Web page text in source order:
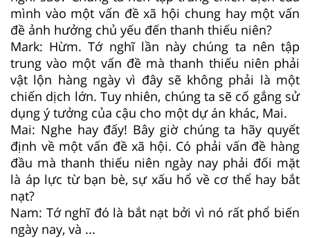
mình vào một vấn đề xã hội chung hay một vấn
đề ảnh hưởng chủ yếu đến thanh thiếu niên?
Mark: Hừm. Tớ nghĩ lần này chúng ta nên tập
trung vào một vấn đề mà thanh thiếu niên phải
vật lộn hàng ngày vì đây sẽ không phải là một
chiến dịch lớn. Tuy nhiên, chúng ta sẽ cố gắng sử
dụng ý tưởng của cậu cho một dự án khác, Mai.
Mai: Nghe hay đấy! Bây giờ chúng ta hãy quyết
định về một vấn đề xã hội. Có phải vấn đề hàng
đầu mà thanh thiếu niên ngày nay phải đối mặt
là áp lực từ bạn bè, sự xấu hổ về cơ thể hay bắt
nạt?
Nam: Tớ nghĩ đó là bắt nạt bởi vì nó rất phổ biến
ngày nay, và ...